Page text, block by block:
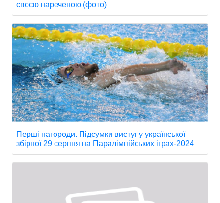
своєю нареченою (фото)
Перші нагороди. Підсумки виступу української
збірної 29 серпня на Паралімпійських іграх-2024